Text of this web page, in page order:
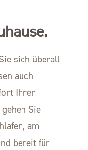
sich überall
auch
Ihrer
Sie
am
bereit für